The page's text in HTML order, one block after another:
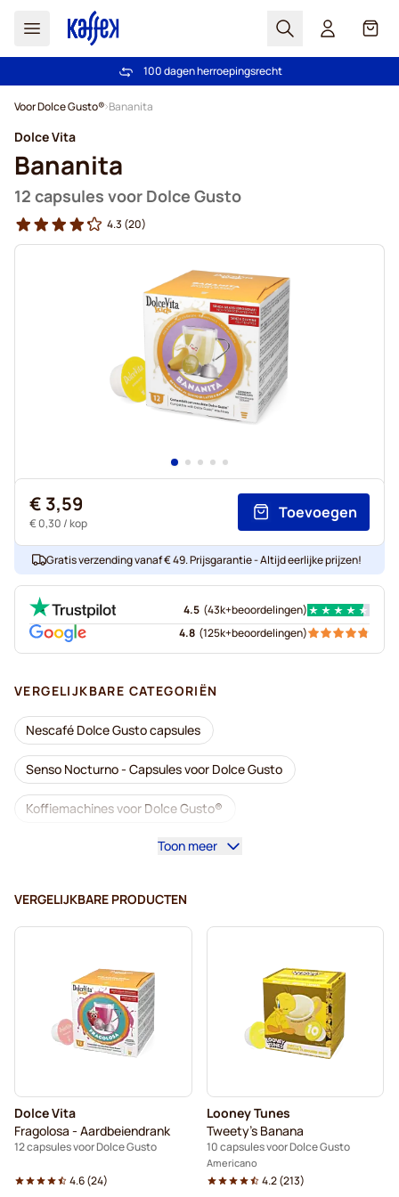
Zoek Cart
Gratis verzending vanaf € 49
100 dagen herroepingsrecht
Voor Dolce Gusto® Bananita
Dolce Vita
Bananita
12 capsules voor Dolce Gusto
4.3 (20)
€ 3,59
€ 0,30 / kop
Toevoegen
Gratis verzending vanaf € 49. Prijsgarantie - Altijd eerlijke prijzen!
4.5 (43k+beoordelingen)
4.8 (125k+beoordelingen)
VERGELIJKBARE CATEGORIËN
Nescafé Dolce Gusto capsules
Senso Nocturno - Capsules voor Dolce Gusto
Koffiemachines voor Dolce Gusto®
Accessoires voor Dolce Gusto®
Ontkalken en onderhoud voor Dolce Gusto
Segafredo - Koffiecapsules voor Dolce Gusto
Café René - Koffiecapsules voor Dolce Gusto
Caffè Borbone voor Dolce Gusto
Capsules voor Dolce Gusto®
Gimoka - Capsules voor Dolce Gusto
Toon meer
VERGELIJKBARE PRODUCTEN
Dolce Vita
Fragolosa - Aardbeiendrank
12 capsules voor Dolce Gusto
4.6(24)
Looney Tunes
Tweety's Banana
10 capsules voor Dolce Gusto
Americano
4.2(213)